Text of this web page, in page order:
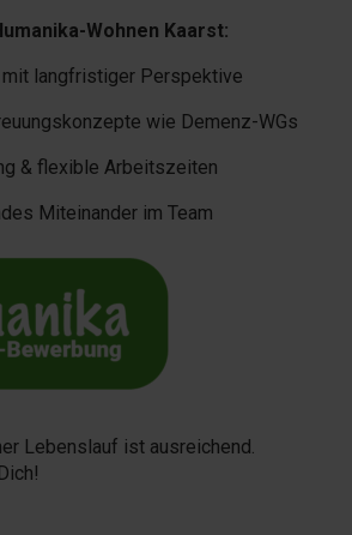
Wohnen Kaarst:
langfristiger Perspektive
wie Demenz-WGs
& flexible Arbeitszeiten
Miteinander im Team
Lebenslauf ist ausreichend.